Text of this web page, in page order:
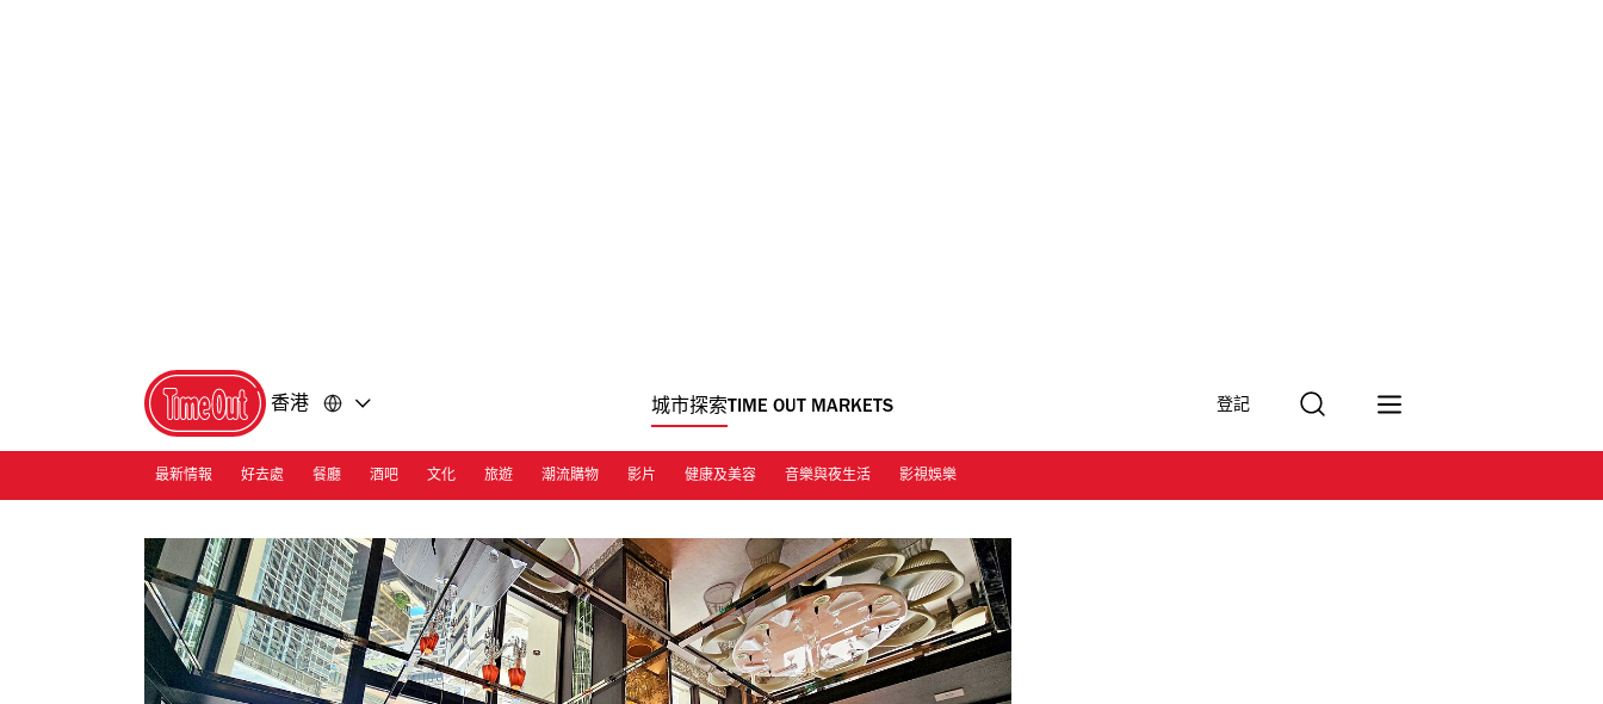
香港 城市探索TIME OUT MARKETS 登記
最新情報 好去處 餐廳 酒吧 文化 旅遊 潮流購物 影片 健康及美容 音樂與夜生活 影視娛樂